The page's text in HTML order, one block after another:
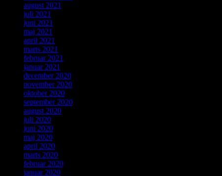
august 2021
juli 2021
juni 2021
maj 2021
april 2021
marts 2021
februar 2021
januar 2021
december 2020
november 2020
oktober 2020
september 2020
august 2020
juli 2020
juni 2020
maj 2020
april 2020
marts 2020
februar 2020
januar 2020